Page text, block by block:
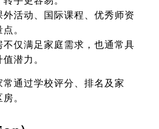
外活动、国际课程、优秀师资
。
不仅满足家庭需求，也通常具
潜力。
通过学校评分、排名及家
。